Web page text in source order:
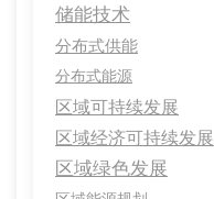
储能技术
分布式供能
分布式能源
区域可持续发展
区域经济可持续发展
区域绿色发展